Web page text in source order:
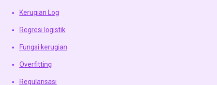
Kerugian Log
Regresi logistik
Fungsi kerugian
Overfitting
Regularisasi